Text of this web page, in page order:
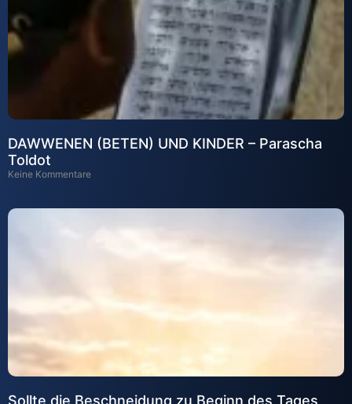
DAWWENEN (BETEN) UND KINDER – Parascha
Toldot
Keine Kommentare